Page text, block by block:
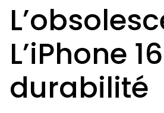
L’iPhone
durabilité